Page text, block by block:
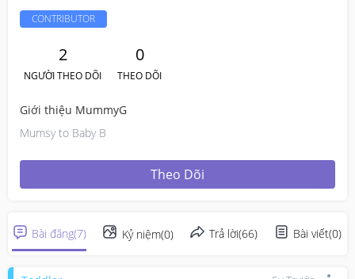
CONTRIBUTOR
2
NGƯỜI THEO DÕI
0
THEO DÕI
Giới thiệu MummyG
Mumsy to Baby B
Theo Dõi
Bài đăng(7) Kỷ niệm(0) Trả lời(66) Bài viết(0)